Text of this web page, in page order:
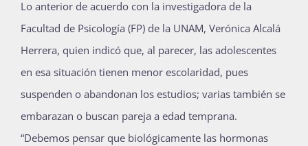
Lo anterior de acuerdo con la investigadora de la
Facultad de Psicología (FP) de la UNAM, Verónica Alcalá
Herrera, quien indicó que, al parecer, las adolescentes
en esa situación tienen menor escolaridad, pues
suspenden o abandonan los estudios; varias también se
embarazan o buscan pareja a edad temprana.
“Debemos pensar que biológicamente las hormonas